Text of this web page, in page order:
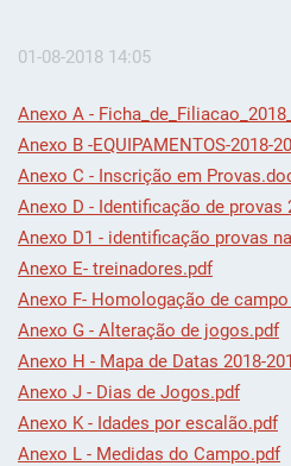
01-08-2018 14:05
Anexo A -
Anexo B -EQUIPAMENTOS-2018-
Anexo C - Inscrição em
Anexo D - Identificação de provas
Anexo D1 - identificação provas
Anexo E- treinadores.pdf
Anexo F- Homologação de
Anexo G - Alteração de jogos.pdf
Anexo H - Mapa de Datas 2018-
Anexo J - Dias de Jogos.pdf
Anexo K - Idades por escalão.pdf
Anexo L - Medidas do Campo.pdf